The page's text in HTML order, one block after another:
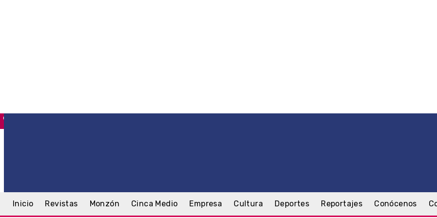
C
Inicio Revistas Monzón Cinca Medio Empresa Cultura Deportes Reportajes Conócenos